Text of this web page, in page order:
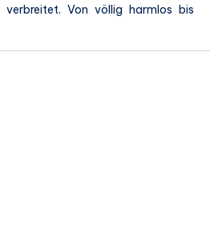
verbreitet. Von völlig harmlos bis